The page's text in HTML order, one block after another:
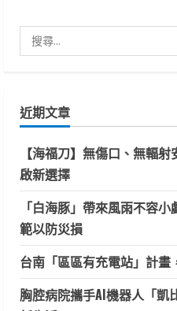
尋
字:
近期文章
【海福刀】無傷口、無輻
啟新選擇
「白海豚」帶來風雨不容
範以防災損
台南「區區有充電站」計畫
胸腔病院攜手AI機器人「凱